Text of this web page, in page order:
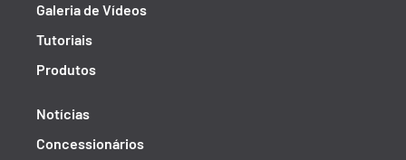
Galeria de Vídeos
Tutoriais
Produtos
Notícias
Concessionários